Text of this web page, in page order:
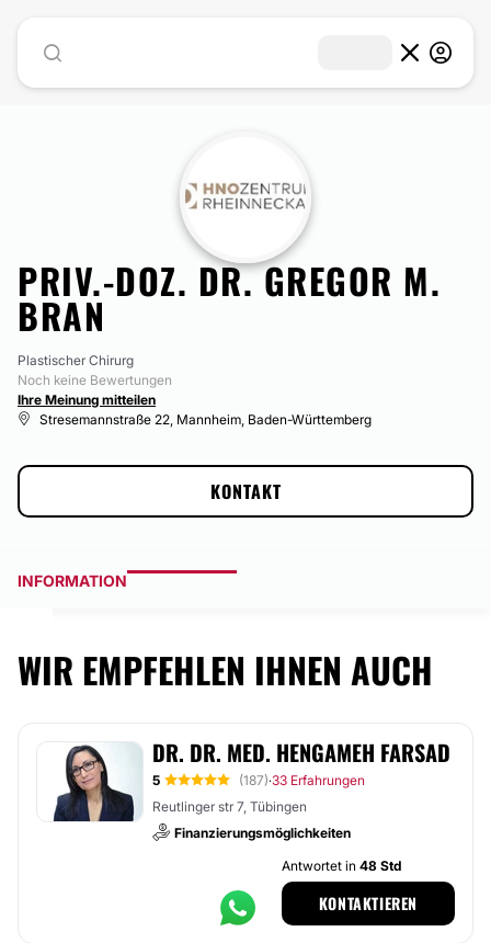
PRIV.-DOZ. DR. GREGOR M.
BRAN
Plastischer Chirurg
Noch keine Bewertungen
Ihre Meinung mitteilen
Stresemannstraße 22, Mannheim, Baden-Württemberg
KONTAKT
INFORMATION
WIR EMPFEHLEN IHNEN AUCH
DR. DR. MED. HENGAMEH FARSAD
5 (187)·33 Erfahrungen
Reutlinger str 7, Tübingen
Finanzierungsmöglichkeiten
Antwortet in 48 Std
KONTAKTIEREN